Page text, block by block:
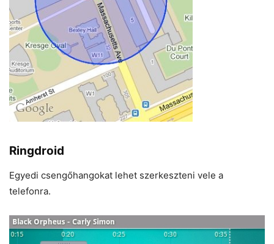
Ringdroid
Egyedi csengőhangokat lehet szerkeszteni vele a
telefonra.